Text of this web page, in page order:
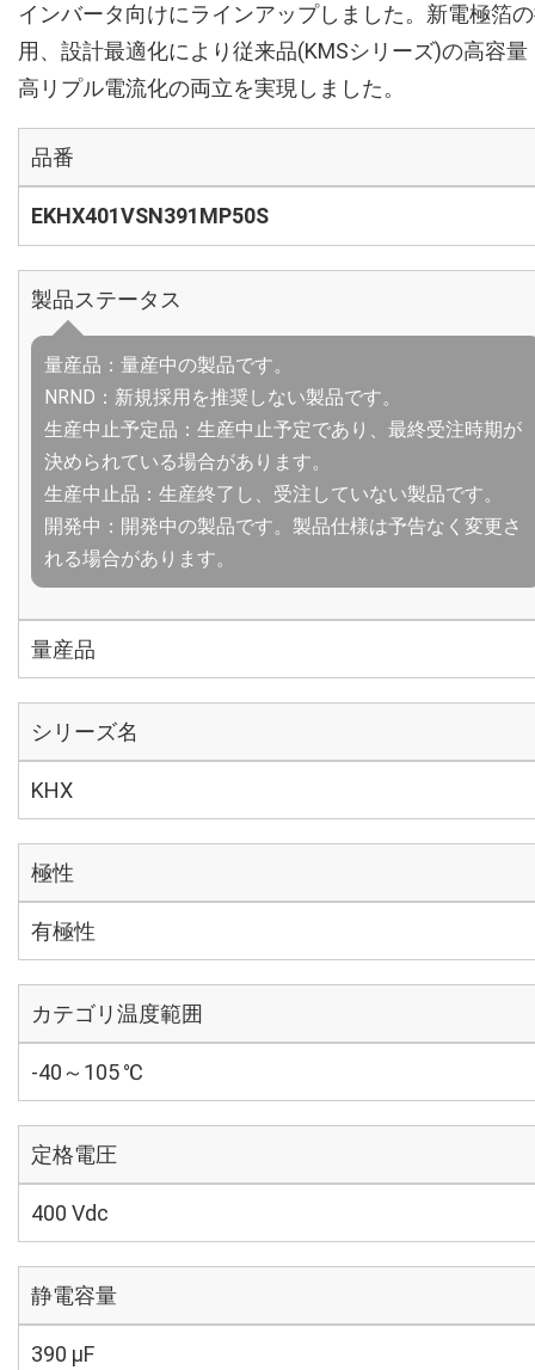
インバータ向けにラインアップしました。新電極箔
用、設計最適化により従来品(KMSシリーズ)の高容量
高リプル電流化の両立を実現しました。
品番
EKHX401VSN391MP50S
製品ステータス
量産品：量産中の製品です。
NRND：新規採用を推奨しない製品です。
生産中止予定品：生産中止予定であり、最終受注時期が
決められている場合があります。
生産中止品：生産終了し、受注していない製品です。
開発中：開発中の製品です。製品仕様は予告なく変更さ
れる場合があります。
量産品
シリーズ名
KHX
極性
有極性
カテゴリ温度範囲
-40～105 ℃
定格電圧
400 Vdc
静電容量
390 µF